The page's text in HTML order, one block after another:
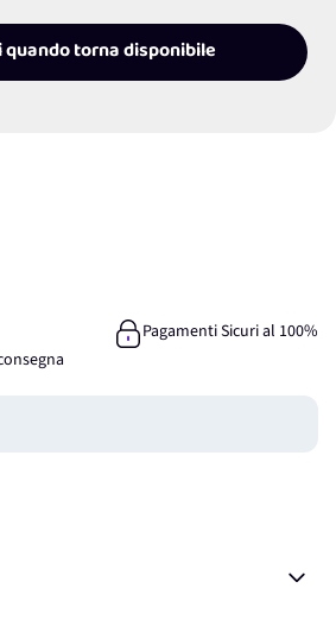
torna disponibile
Pagamenti Sicuri al 100%